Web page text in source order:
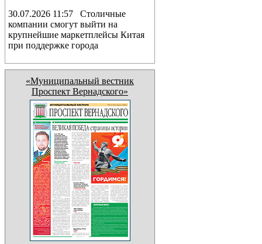
30.07.2026 11:57 Столичные
компании смогут выйти на
крупнейшие маркетплейсы Китая
при поддержке города
«Муниципальный вестник
Проспект Вернадского»